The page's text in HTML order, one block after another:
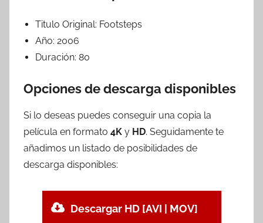
Titulo Original: Footsteps
Año: 2006
Duración: 80
Opciones de descarga disponibles
Si lo deseas puedes conseguir una copia la
película en formato 4K y HD. Seguidamente te
añadimos un listado de posibilidades de
descarga disponibles:
Descargar HD [AVI | MOV]